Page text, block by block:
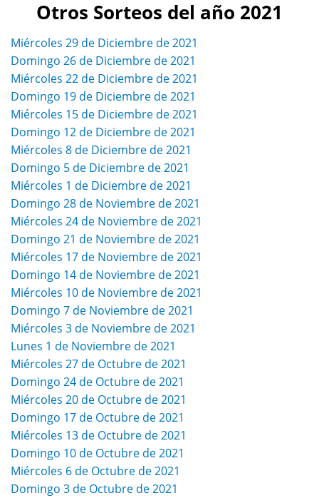
Otros Sorteos del año 2021
Miércoles 29 de Diciembre de 2021
Domingo 26 de Diciembre de 2021
Miércoles 22 de Diciembre de 2021
Domingo 19 de Diciembre de 2021
Miércoles 15 de Diciembre de 2021
Domingo 12 de Diciembre de 2021
Miércoles 8 de Diciembre de 2021
Domingo 5 de Diciembre de 2021
Miércoles 1 de Diciembre de 2021
Domingo 28 de Noviembre de 2021
Miércoles 24 de Noviembre de 2021
Domingo 21 de Noviembre de 2021
Miércoles 17 de Noviembre de 2021
Domingo 14 de Noviembre de 2021
Miércoles 10 de Noviembre de 2021
Domingo 7 de Noviembre de 2021
Miércoles 3 de Noviembre de 2021
Lunes 1 de Noviembre de 2021
Miércoles 27 de Octubre de 2021
Domingo 24 de Octubre de 2021
Miércoles 20 de Octubre de 2021
Domingo 17 de Octubre de 2021
Miércoles 13 de Octubre de 2021
Domingo 10 de Octubre de 2021
Miércoles 6 de Octubre de 2021
Domingo 3 de Octubre de 2021